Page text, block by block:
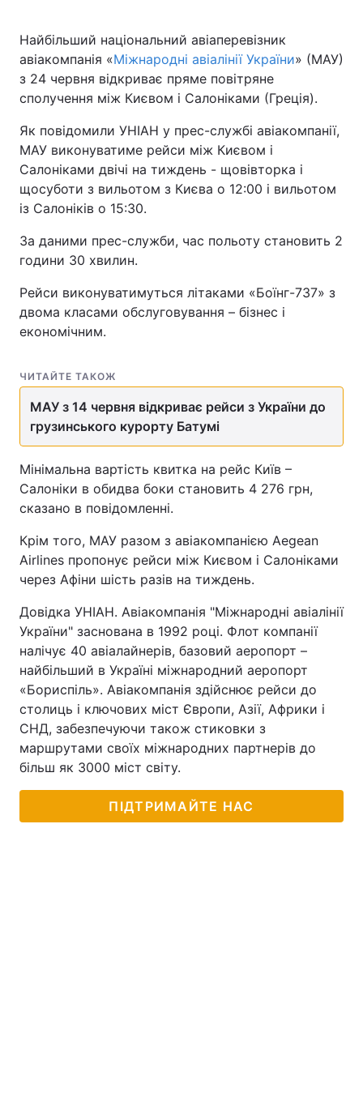
Найбільший національний авіаперевізник
авіакомпанія «Міжнародні авіалінії України» (МАУ)
з 24 червня відкриває пряме повітряне
сполучення між Києвом і Салоніками (Греція).
Як повідомили УНІАН у прес-службі авіакомпанії,
МАУ виконуватиме рейси між Києвом і
Салоніками двічі на тиждень - щовівторка і
щосуботи з вильотом з Києва о 12:00 і вильотом
із Салоніків о 15:30.
За даними прес-служби, час польоту становить 2
години 30 хвилин.
Рейси виконуватимуться літаками «Боїнг-737» з
двома класами обслуговування – бізнес і
економічним.
ЧИТАЙТЕ ТАКОЖ
МАУ з 14 червня відкриває рейси з України до
грузинського курорту Батумі
Мінімальна вартість квитка на рейс Київ –
Салоніки в обидва боки становить 4 276 грн,
сказано в повідомленні.
Крім того, МАУ разом з авіакомпанією Aegean
Airlines пропонує рейси між Києвом і Салоніками
через Афіни шість разів на тиждень.
Довідка УНІАН. Авіакомпанія "Міжнародні авіалінії
України" заснована в 1992 році. Флот компанії
налічує 40 авіалайнерів, базовий аеропорт –
найбільший в Україні міжнародний аеропорт
«Бориспіль». Авіакомпанія здійснює рейси до
столиць і ключових міст Європи, Азії, Африки і
СНД, забезпечуючи також стиковки з
маршрутами своїх міжнародних партнерів до
більш як 3000 міст світу.
ПІДТРИМАЙТЕ НАС